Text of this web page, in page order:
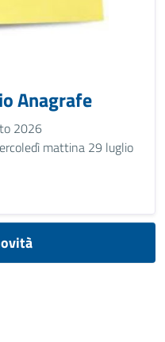
Anagrafe
2026
mattina 29 luglio